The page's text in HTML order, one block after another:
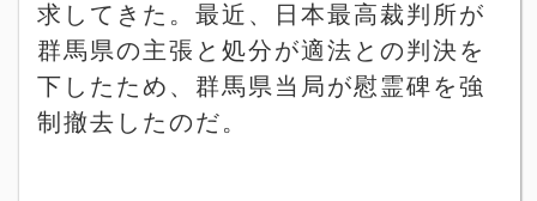
求してきた。最近、日本最高裁判所が
群馬県の主張と処分が適法との判決を
下したため、群馬県当局が慰霊碑を強
制撤去したのだ。